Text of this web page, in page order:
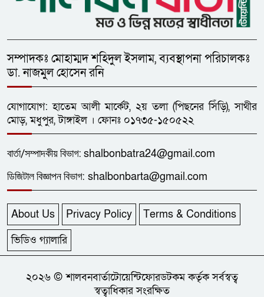
সম্পাদকঃ মোহাম্মদ শহিদুল ইসলাম, ব্যবস্থাপনা পরিচালকঃ
ডা. নাজমুল হোসেন রনি
যোগাযোগ: হাতেম আলী মার্কেট, ২য় তলা (পিছনের সিঁড়ি), সাথীর
মোড়, মধুপুর, টাঙ্গাইল । ফোনঃ ০১৭৩৫-১৫০৫২২
বার্তা/সম্পাদকীয়বিভাগ: shalbonbatra24@gmail.com
ডিজিটাল বিজ্ঞাপন বিভাগ: shalbonbarta@gmail.com
About Us Privacy Policy
Terms & Conditions
ভিডিও গ্যালারি
২০২৬ © শালবনবার্তাটোয়েন্টিফোরডটকম কর্তৃক সর্বস্বত্ব
স্বত্বাধিকার সংরক্ষিত